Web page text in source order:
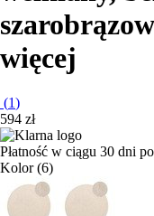
więcej
(1)
594 zł
Płatność w ciągu 30 dni
Kolor (6)